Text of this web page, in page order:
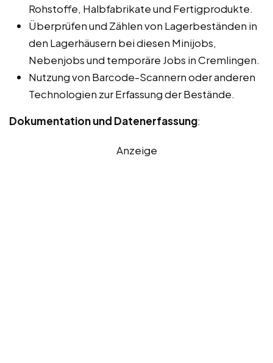
Rohstoffe, Halbfabrikate und Fertigprodukte.
Überprüfen und Zählen von Lagerbeständen in
den Lagerhäusern bei diesen Minijobs,
Nebenjobs und temporäre Jobs in Cremlingen.
Nutzung von Barcode-Scannern oder anderen
Technologien zur Erfassung der Bestände.
Dokumentation und Datenerfassung:
Anzeige